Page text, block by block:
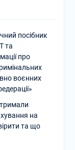
посібник
та
про
воєнних
на
та що